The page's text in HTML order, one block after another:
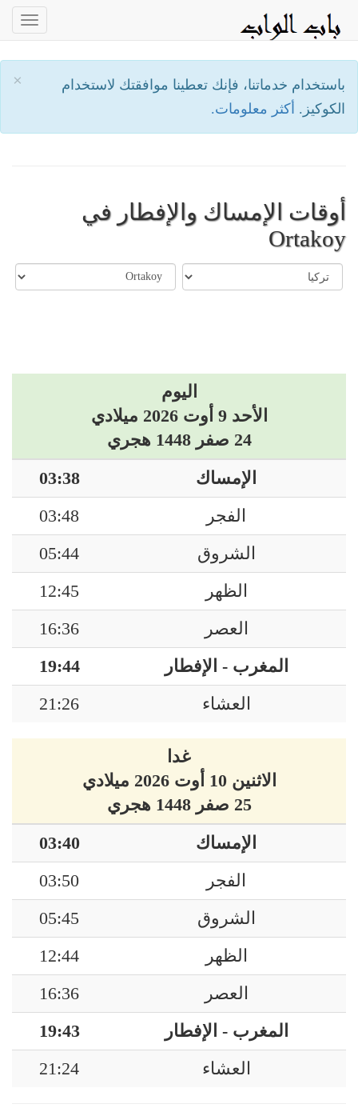
×
باستخدام خدماتنا، فإنك تعطينا موافقتك لاستخدام
الكوكيز. أكثر معلومات.
أوقات الإمساك والإفطار في
Ortakoy
اليوم
الأحد 9 أوت 2026 ميلادي
24 صفر 1448 هجري
الإمساك
03:38
الفجر
03:48
الشروق
05:44
الظهر
12:45
العصر
16:36
المغرب - الإفطار
19:44
العشاء
21:26
غدا
الاثنين 10 أوت 2026 ميلادي
25 صفر 1448 هجري
الإمساك
03:40
الفجر
03:50
الشروق
05:45
الظهر
12:44
العصر
16:36
المغرب - الإفطار
19:43
العشاء
21:24